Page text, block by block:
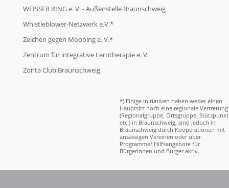
WEISSER RING e. V. - Außenstelle Braunschweig
Whistleblower-Netzwerk e.V.*
Zeichen gegen Mobbing e. V.*
Zentrum für integrative Lerntherapie e. V.
Zonta Club Braunschweig
*) Einige Initiativen haben weder einen
Hauptsitz noch eine regionale Vertretung
(Regionalgruppe, Ortsgruppe, Stützpunkt
etc.) in Braunschweig, sind jedoch in
Braunschweig durch Kooperationen mit
ansässigen Vereinen oder über
Programme/ Hilfsangebote für
Bürgerinnen und Bürger aktiv.